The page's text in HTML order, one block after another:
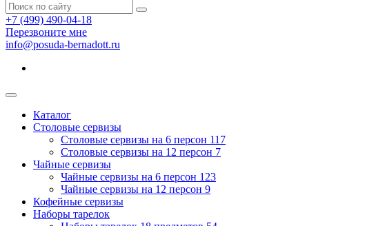
+7 (499) 490-04-18
Перезвоните мне
info@posuda-bernadott.ru
Каталог
Столовые сервизы
Столовые сервизы на 6 персон 117
Столовые сервизы на 12 персон 7
Чайные сервизы
Чайные сервизы на 6 персон 123
Чайные сервизы на 12 персон 9
Кофейные сервизы
Наборы тарелок